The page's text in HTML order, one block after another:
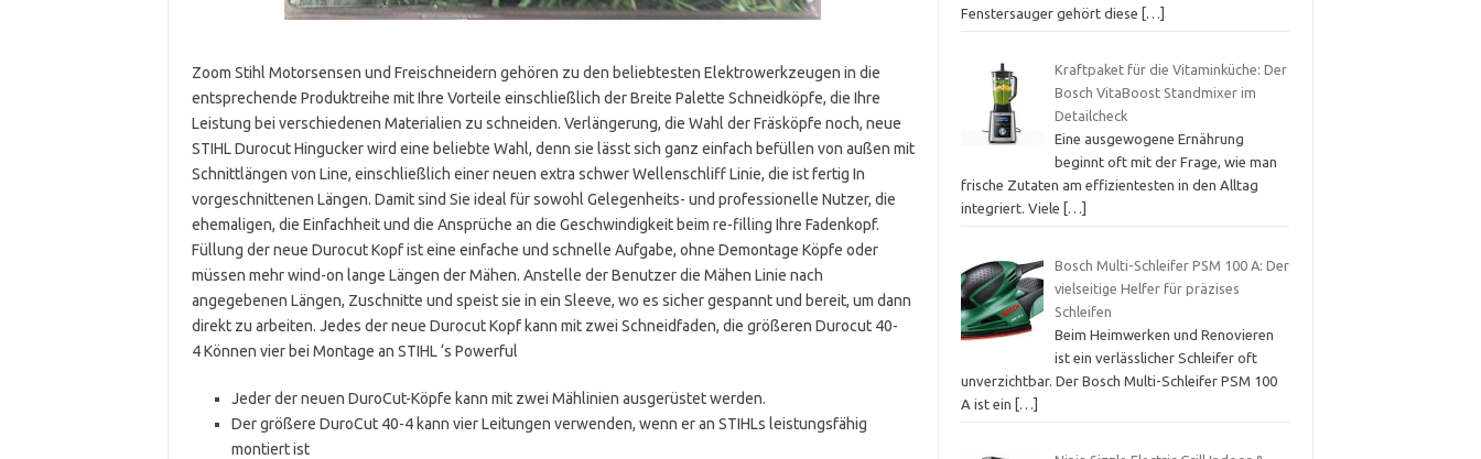
Zoom Stihl Motorsensen und Freischneidern gehören zu den beliebtesten Elektrowerkzeugen in die
entsprechende Produktreihe mit Ihre Vorteile einschließlich der Breite Palette Schneidköpfe, die Ihre
Leistung bei verschiedenen Materialien zu schneiden. Verlängerung, die Wahl der Fräsköpfe noch, neue
STIHL Durocut Hingucker wird eine beliebte Wahl, denn sie lässt sich ganz einfach befüllen von außen mit
Schnittlängen von Line, einschließlich einer neuen extra schwer Wellenschliff Linie, die ist fertig In
vorgeschnittenen Längen. Damit sind Sie ideal für sowohl Gelegenheits- und professionelle Nutzer, die
ehemaligen, die Einfachheit und die Ansprüche an die Geschwindigkeit beim re-filling Ihre Fadenkopf.
Füllung der neue Durocut Kopf ist eine einfache und schnelle Aufgabe, ohne Demontage Köpfe oder
müssen mehr wind-on lange Längen der Mähen. Anstelle der Benutzer die Mähen Linie nach
angegebenen Längen, Zuschnitte und speist sie in ein Sleeve, wo es sicher gespannt und bereit, um dann
direkt zu arbeiten. Jedes der neue Durocut Kopf kann mit zwei Schneidfaden, die größeren Durocut 40-
4 Können vier bei Montage an STIHL ‘s Powerful
Jeder der neuen DuroCut-Köpfe kann mit zwei Mählinien ausgerüstet werden.
Der größere DuroCut 40-4 kann vier Leitungen verwenden, wenn er an STIHLs leistungsfähig
montiert ist
Fenstersauger gehört diese
[…]
Kraftpaket für die Vitaminküche: Der
Bosch VitaBoost Standmixer im
Detailcheck
Eine ausgewogene Ernährung
beginnt oft mit der Frage, wie man
frische Zutaten am effizientesten in den Alltag
integriert. Viele
[…]
Bosch Multi-Schleifer PSM 100 A: Der
vielseitige Helfer für präzises
Schleifen
Beim Heimwerken und Renovieren
ist ein verlässlicher Schleifer oft
unverzichtbar. Der Bosch Multi-Schleifer PSM 100
A ist ein
[…]